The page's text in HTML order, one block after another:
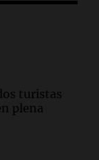
turistas
plena